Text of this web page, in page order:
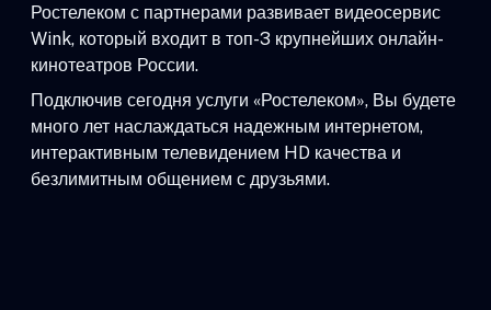
Ростелеком с партнерами развивает видеосервис
Wink, который входит в топ-3 крупнейших онлайн-
кинотеатров России.
Подключив сегодня услуги «Ростелеком», Вы будете
много лет наслаждаться надежным интернетом,
интерактивным телевидением HD качества и
безлимитным общением с друзьями.